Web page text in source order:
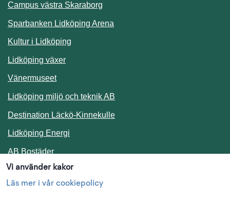
Vi använder kakor
Läs mer i vår cookiepolicy
Campus västra Skaraborg
Sparbanken Lidköping Arena
Kultur i Lidköping
Lidköping växer
Vänermuseet
Lidköping miljö och teknik AB
Destination Läckö-KinnekulleLänk till annan webbplats.
Lidköping Energi
AB BostäderLänk till annan webbplats.
Följ oss i sociala medier